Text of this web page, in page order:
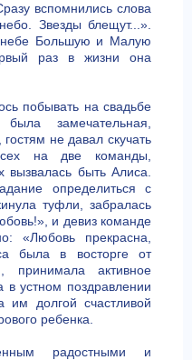
вспомнились слова
Звезды блещут...».
небе Большую и Малую
раз в жизни она
побывать на свадьбе
замечательная,
не давал скучать
на две команды,
вызвалась быть Алиса.
определиться с
туфли, забралась
и девиз команде
«Любовь прекрасна,
была в восторге от
принимала активное
в устном поздравлении
им долгой счастливой
ребенка.
радостными и